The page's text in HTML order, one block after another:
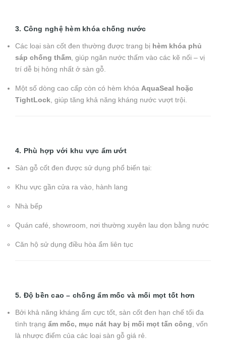
3. Công nghệ hèm khóa chống nước
Các loại sàn cốt đen thường được trang bị hèm khóa phủ
sáp chống thấm , giúp ngăn nước thấm vào các kẽ nối – vị
trí dễ bị hỏng nhất ở sàn gỗ.
Một số dòng cao cấp còn có hèm khóa AquaSeal hoặc
TightLock , giúp tăng khả năng kháng nước vượt trội.
4. Phù hợp với khu vực ẩm ướt
Sàn gỗ cốt đen được sử dụng phổ biến tại:
Khu vực gần cửa ra vào, hành lang
Nhà bếp
Quán café, showroom, nơi thường xuyên lau dọn bằng nước
Căn hộ sử dụng điều hòa ẩm liên tục
5. Độ bền cao – chống ẩm mốc và mối mọt tốt hơn
Bởi khả năng kháng ẩm cực tốt, sàn cốt đen hạn chế tối đa
tình trạng ẩm mốc, mục nát hay bị mối mọt tấn công , vốn
là nhược điểm của các loại sàn gỗ giá rẻ.